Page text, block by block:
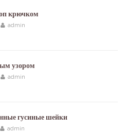
крючком
admin
узором
admin
гусиные шейки
admin